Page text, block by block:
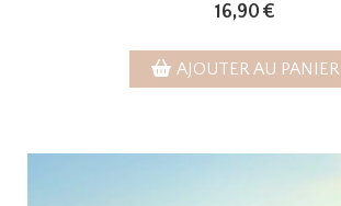
16,90 €
AJOUTER AU PANIER